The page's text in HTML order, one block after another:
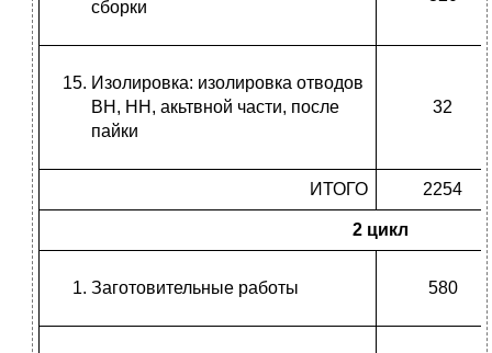
сборки
Изолировка: изолировка отводов
ВН, НН, акьтвной части, после
пайки
32
ИТОГО 2254
2 цикл
Заготовительные работы 580